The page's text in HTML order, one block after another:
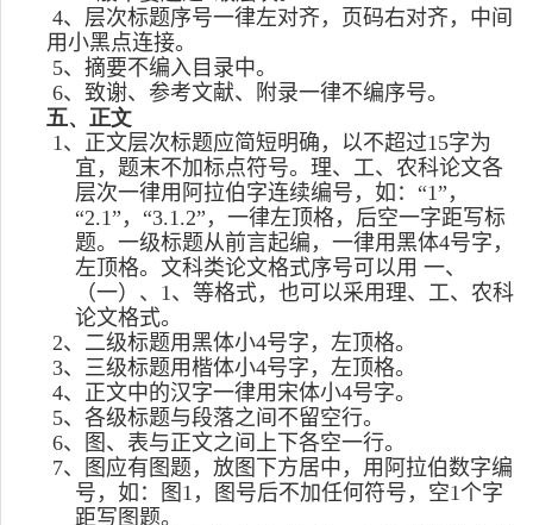
4、层次标题序号一律左对齐，页码右对齐，中间
用小黑点连接。
5、摘要不编入目录中。
6、致谢、参考文献、附录一律不编序号。
五、正文
1、正文层次标题应简短明确，以不超过15字为
宜，题末不加标点符号。理、工、农科论文各
层次一律用阿拉伯字连续编号，如：“1” ，
“2.1” ，“3.1.2” ，一律左顶格，后空一字距写标
题。一级标题从前言起编，一律用黑体4号字，
左顶格。文科类论文格式序号可以用 一、
（一）、 1、等格式，也可以采用理、工、农科
论文格式。
2、二级标题用黑体小4号字，左顶格。
3、三级标题用楷体小4号字，左顶格。
4、正文中的汉字一律用宋体小4号字。
5、各级标题与段落之间不留空行。
6、图、表与正文之间上下各空一行。
7、图应有图题，放图下方居中，用阿拉伯数字编
号，如：图 1 ，图号后不加任何符号，空1个字
距写图题。